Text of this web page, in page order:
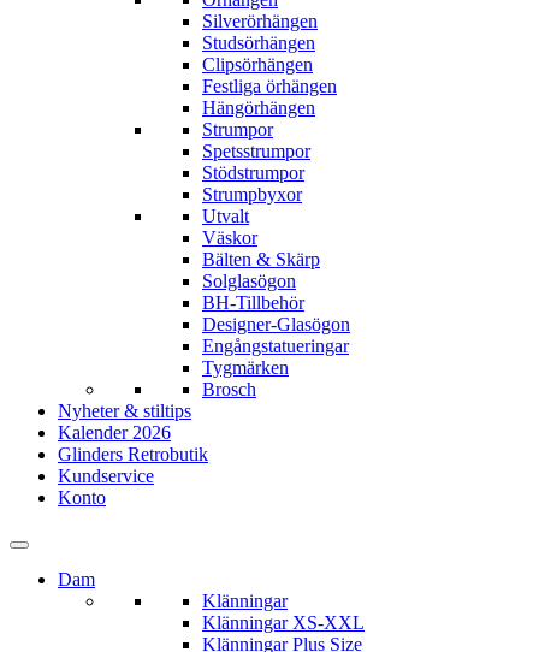
Silverörhängen
Studsörhängen
Clipsörhängen
Festliga örhängen
Hängörhängen
Strumpor
Spetsstrumpor
Stödstrumpor
Strumpbyxor
Utvalt
Väskor
Bälten & Skärp
Solglasögon
BH-Tillbehör
Designer-Glasögon
Engångstatueringar
Tygmärken
Brosch
Nyheter & stiltips
Kalender 2026
Glinders Retrobutik
Kundservice
Konto
Dam
Klänningar
Klänningar XS-XXL
Klänningar Plus Size